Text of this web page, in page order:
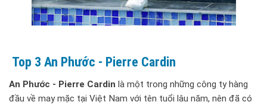
Top 3 An Phước - Pierre Cardin
An Phước - Pierre Cardin là một trong những công ty hàng
đầu về may mặc tại Việt Nam với tên tuổi lâu năm, nên đã có